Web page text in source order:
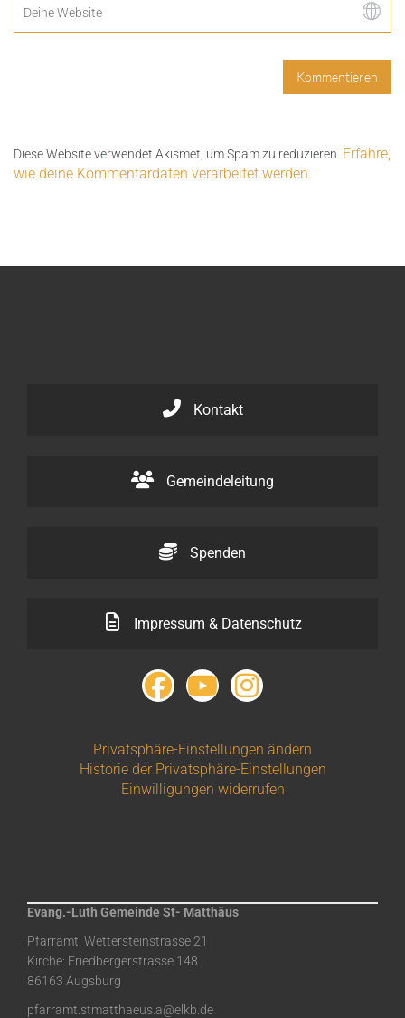
Diese Website verwendet Akismet, um Spam zu reduzieren. Erfahre,
wie deine Kommentardaten verarbeitet werden.
Kontakt
Gemeindeleitung
Spenden
Impressum & Datenschutz
Privatsphäre-Einstellungen ändern
Historie der Privatsphäre-Einstellungen
Einwilligungen widerrufen
Evang.-Luth Gemeinde St- Matthäus
Pfarramt: Wettersteinstrasse 21
Kirche: Friedbergerstrasse 148
86163 Augsburg
pfarramt.stmatthaeus.a@elkb.de